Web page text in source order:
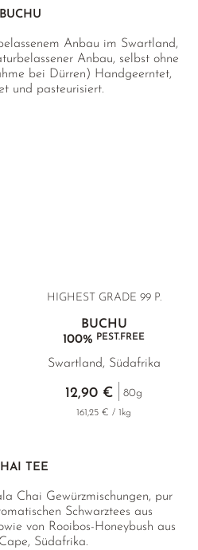
BUCHU
Anbau im Swartland,
Anbau, selbst ohne
bei Dürren) Handgeerntet,
und pasteurisiert.
HIGHEST GRADE 99 P.
BUCHU
100% PEST.FREE
Swartland, Südafrika
12,90 € 80g
161,25 € / 1kg
TEE
Chai Gewürzmischungen, pur
Schwarztees aus
von Rooibos-Honeybush aus
Südafrika.